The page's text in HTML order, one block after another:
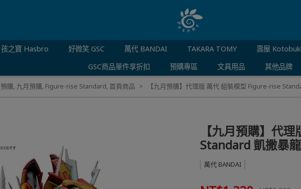
孩之寶 Hasbro 好微笑 GSC 萬代 BANDAI TAKARA TOMY
壽屋
GSC商品單件享折扣
預購專區 文具用品 其他品牌
預購, 九月預購, Figure-rise Standard, 首頁商品 【九月預購】代理版 萬代 組裝模型 Figure-rise
【九月預購】代
Standard 凱撒暴
萬代 BANDAI